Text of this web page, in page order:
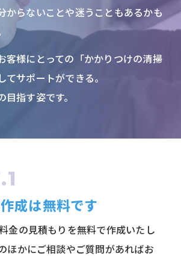
からないことや迷うこともあるかも
客様にとっての「かかりつけの清掃
てサポートができる。
目指す姿です。
成は無料です
金の見積もりを無料で作成いたし
ほかにご相談やご質問があればお